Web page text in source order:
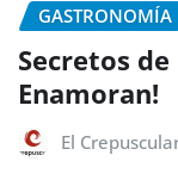
GASTRONOMÍA
Secretos
Enamoran!
El